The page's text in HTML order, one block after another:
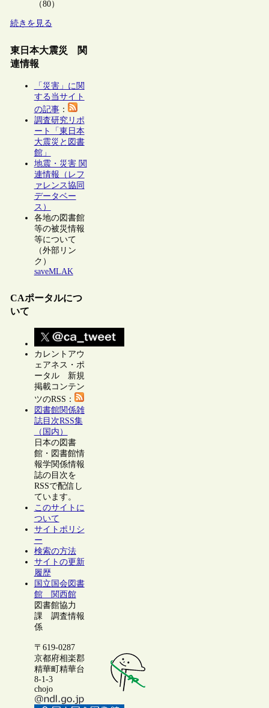
（80）
続きを見る
東日本大震災 関
連情報
「災害」に関
する当サイト
の記事：
調査研究リポ
ート「東日本
大震災と図書
館」
地震・災害 関
連情報（レフ
ァレンス協同
データベー
ス）
各地の図書館
等の被災情報
等について
（外部リン
ク）
saveMLAK
CAポータルにつ
いて
カレントアウ
ェアネス・ポ
ータル 新規
掲載コンテン
ツのRSS：
図書館関係雑
誌目次RSS集
（国内）
日本の図書
館・図書館情
報学関係情報
誌の目次を
RSSで配信し
ています。
このサイトに
ついて
サイトポリシ
ー
検索の方法
サイトの更新
履歴
国立国会図書
館 関西館
図書館協力
課 調査情報
係
〒619-0287
京都府相楽郡
精華町精華台
8-1-3
chojo